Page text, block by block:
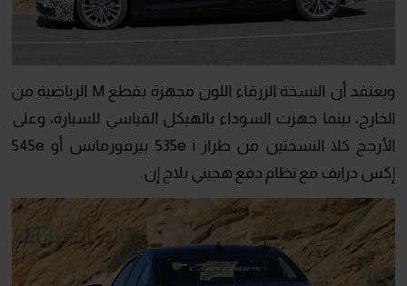
ويعتقد أن النسخة الزرقاء اللون مجهزة بقطع M الرياضية من
الخارج، بينما جهزت السوداء بالهيكل القياسي للسيارة، وعلى
الأرجح كلا النسختين من طراز 535e i بيرفورمانس أو 545e
إكس درايف مع نظام دفع هجيني بلاج إن.